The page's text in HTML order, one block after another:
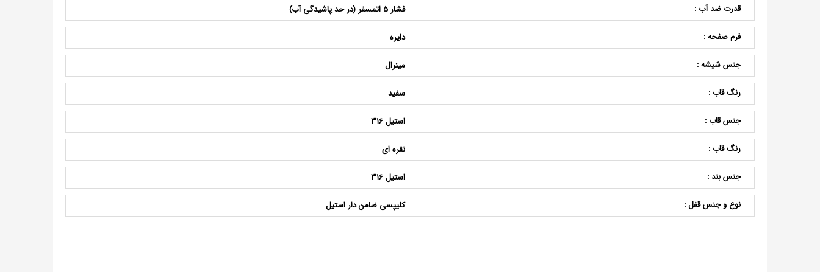
قدرت ضد آب : فشار 5 اتمسفر (در حد پاشیدگی آب)
فرم صفحه : دایره
جنس شیشه : مینرال
رنگ قاب : سفید
جنس قاب : استیل 316
رنگ قاب : نقره ای
جنس بند : استیل 316
نوع و جنس قفل : کلیپسی ضامن دار استیل